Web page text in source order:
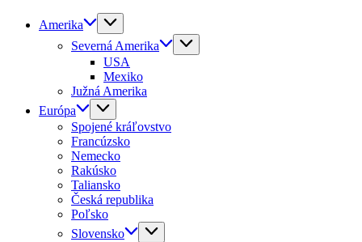
Amerika
Severná Amerika
USA
Mexiko
Južná Amerika
Európa
Spojené kráľovstvo
Francúzsko
Nemecko
Rakúsko
Taliansko
Česká republika
Poľsko
Slovensko